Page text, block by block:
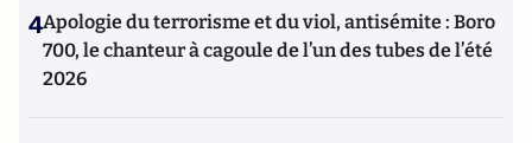
4Apologie du terrorisme et du viol, antisémite : Boro
700, le chanteur à cagoule de l’un des tubes de l’été
2026